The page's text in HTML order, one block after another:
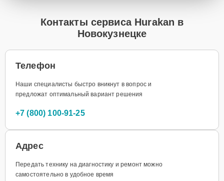
Контакты сервиса Hurakan в
Новокузнецке
Телефон
Наши специалисты быстро вникнут в вопрос и
предложат оптимальный вариант решения
+7 (800) 100-91-25
Адрес
Передать технику на диагностику и ремонт можно
самостоятельно в удобное время